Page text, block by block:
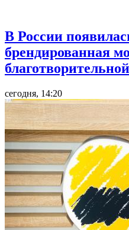
В России
брендированная
сегодня, 14:20